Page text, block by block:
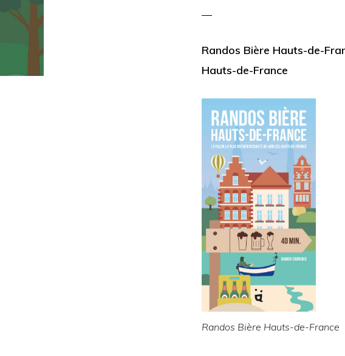
Randos Bière Hauts-de-
Hauts-de-France
Randos Bière Hauts-de-France